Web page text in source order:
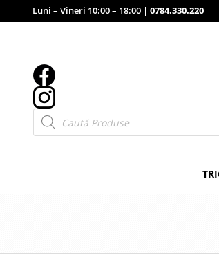
Luni – Vineri 10:00 – 18:00 | 0784.330.220
Products
search